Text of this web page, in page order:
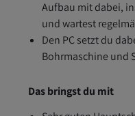
Aufbau mit dabei,
und wartest
Den PC setzt du
Bohrmaschine und
Das bringst du mit